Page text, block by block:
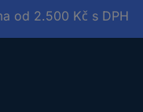
od 2.500 Kč s DPH